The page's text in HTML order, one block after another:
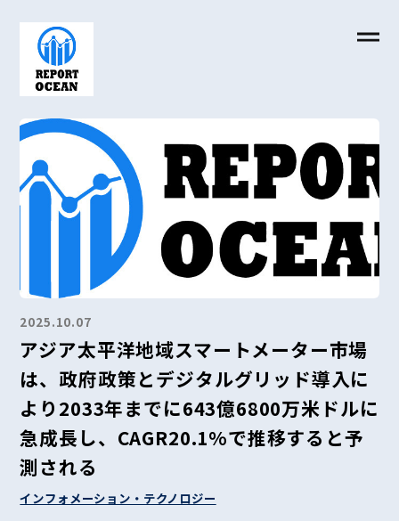
2025.10.07
アジア太平洋地域スマートメーター市場
は、政府政策とデジタルグリッド導入に
より2033年までに643億6800万米ドルに
急成長し、CAGR20.1%で推移すると予
測される
インフォメーション・テクノロジー